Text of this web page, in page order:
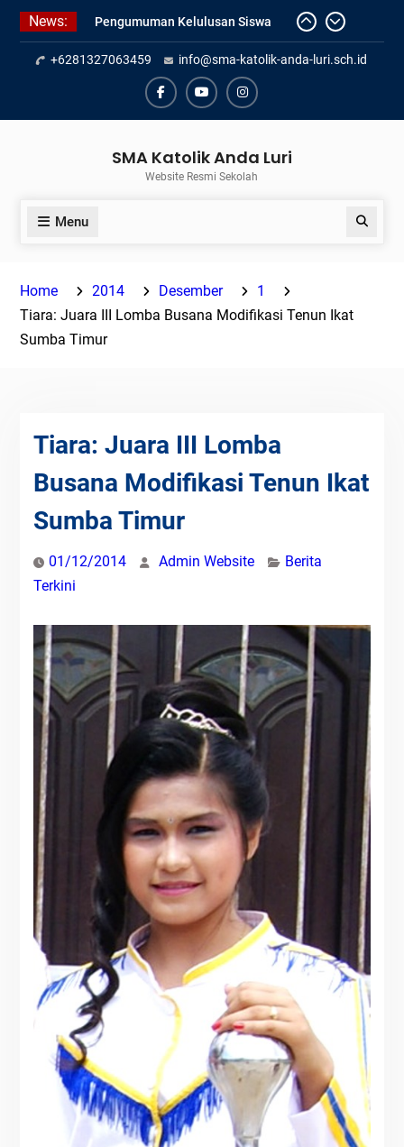
Skip
content
News:
Pengumuman Kelulusan Siswa
Kelas XII SMAK Anda Luri
Pelantikan Pengurus Osis SMAK
Anda Luri
Penilaian Sumatif Akhir Tahun
+6281327063459 info@sma-katolik-anda-luri.sch.id
FacebookYoutubeInstagram
SMA Katolik Anda Luri
Website Resmi Sekolah
Menu Search
Home 2014 Desember
1
Tiara: Juara III Lomba Busana Modifikasi Tenun Ikat
Sumba Timur
Tiara: Juara III Lomba
Busana Modifikasi Tenun Ikat
Sumba Timur
01/12/2014 Admin Website
Berita
Terkini